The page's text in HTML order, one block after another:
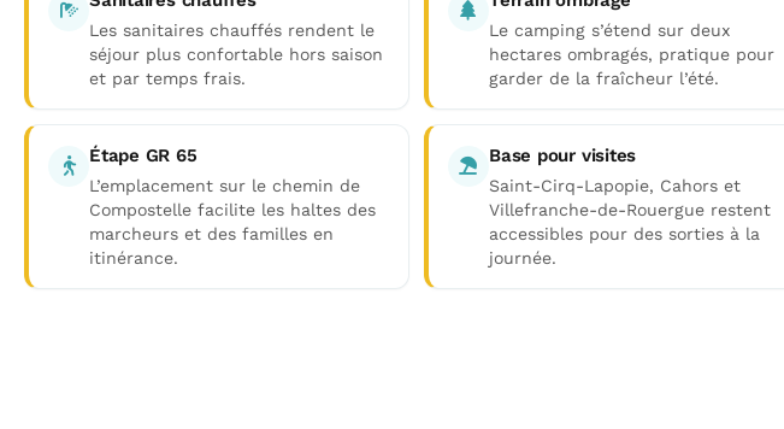
Les sanitaires chauffés rendent le
séjour plus confortable hors saison
et par temps frais.
Le camping s’étend sur deux
hectares ombragés, pratique pour
garder de la fraîcheur l’été.
Étape GR 65
L’emplacement sur le chemin de
Compostelle facilite les haltes des
marcheurs et des familles en
itinérance.
Base pour visites
Saint-Cirq-Lapopie, Cahors et
Villefranche-de-Rouergue restent
accessibles pour des sorties à la
journée.